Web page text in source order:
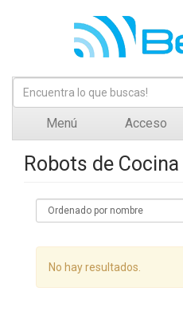
Menú Acceso
Robots de Cocina
No hay resultados.